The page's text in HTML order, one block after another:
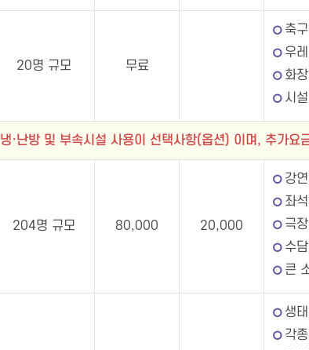
20명 규모 무료
축
우
화
시
냉·난방 및 부속시설 사용이 선택사항(옵션) 이며, 추가요
204명 규모 80,000 20,000
강
좌
극
수
큰
생
각